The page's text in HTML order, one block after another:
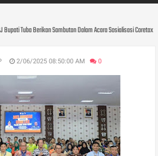
Bupati Tuba Berikan Sambutan Dalam Acara Sosialisasi Coretax
2/06/2025 08:50:00 AM 0